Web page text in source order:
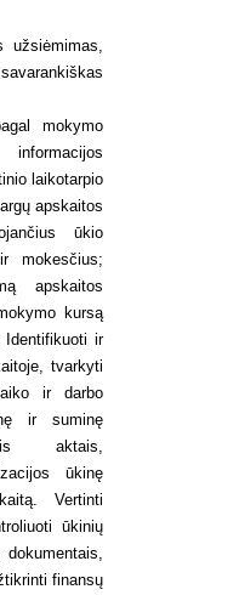
mokymo
laikotarpio
apskaitos
ūkio
mokesčius;
apskaitos
kursą
Identifikuoti ir
tvarkyti
ir darbo
ir suminę
aktais,
ūkinę
Vertinti
ūkinių
finansų